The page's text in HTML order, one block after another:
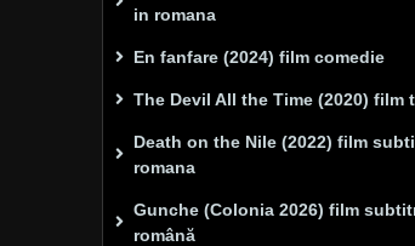
in romana
En fanfare (2024) film comedie
The Devil All the Time (2020) film
Death on the Nile (2022) film
romana
Gunche (Colonia 2026) film
română